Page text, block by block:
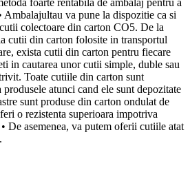
Ambalajultau va pune la dispozitie ca si
colectoare din carton CO5. De la
cutii din carton folosite in transportul
exista cutii din carton pentru fiecare
in cautarea unor cutii simple, duble sau
Toate cutiile din carton sunt
atunci cand ele sunt depozitate
sunt produse din carton ondulat de
o rezistenta superioara impotriva
De asemenea, va putem oferii cutiile atat